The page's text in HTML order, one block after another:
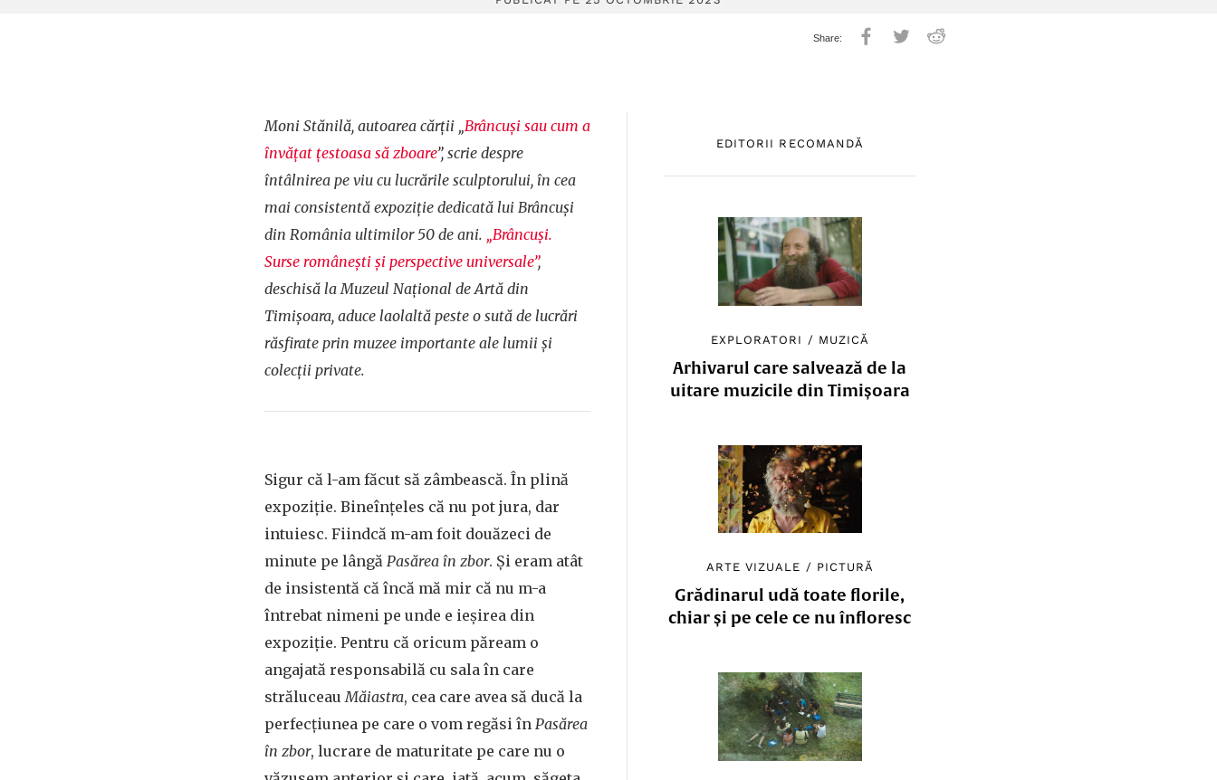
EDITORII RECOMANDĂ
EXPLORATORI / MUZICĂ
Arhivarul care salvează de la
uitare muzicile din Timișoara
ARTE VIZUALE / PICTURĂ
Grădinarul udă toate florile,
chiar și pe cele ce nu înfloresc
Moni Stănilă, autoarea cărții „Brâncuși sau cum a
învățat țestoasa să zboare”, scrie despre
întâlnirea pe viu cu lucrările sculptorului, în cea
mai consistentă expoziție dedicată lui Brâncuși
din România ultimilor 50 de ani. „Brâncuși.
Surse românești și perspective universale”,
deschisă la Muzeul Național de Artă din
Timișoara, aduce laolaltă peste o sută de lucrări
răsfirate prin muzee importante ale lumii și
colecții private.
Sigur că l-am făcut să zâmbească. În plină
expoziție. Bineînțeles că nu pot jura, dar
intuiesc. Fiindcă m-am foit douăzeci de
minute pe lângă Pasărea în zbor. Și eram atât
de insistentă că încă mă mir că nu m-a
întrebat nimeni pe unde e ieșirea din
expoziție. Pentru că oricum păream o
angajată responsabilă cu sala în care
străluceauMăiastra, cea care avea să ducă la
perfecțiunea pe care o vom regăsi în Pasărea
în zbor, lucrare de maturitate pe care nu o